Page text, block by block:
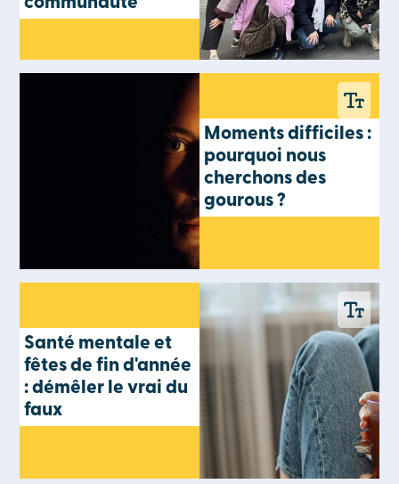
Moments difficiles :
pourquoi nous
cherchons des
gourous ?
Santé mentale et
fêtes de fin d'année
: démêler le vrai du
faux